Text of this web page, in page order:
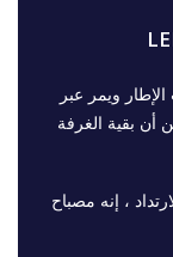
ويمر عبر
بقية الغرفة
، إنه مصباح